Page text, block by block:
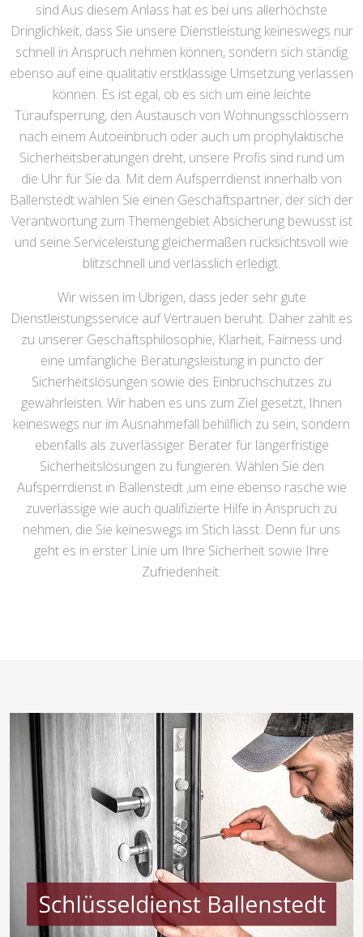
sind.Aus diesem Anlass hat es bei uns allerhöchste
Dringlichkeit, dass Sie unsere Dienstleistung keineswegs nur
schnell in Anspruch nehmen können, sondern sich ständig
ebenso auf eine qualitativ erstklassige Umsetzung verlassen
können. Es ist egal, ob es sich um eine leichte
Türaufsperrung, den Austausch von Wohnungsschlössern
nach einem Autoeinbruch oder auch um prophylaktische
Sicherheitsberatungen dreht, unsere Profis sind rund um
die Uhr für Sie da. Mit dem Aufsperrdienst innerhalb von
Ballenstedt wählen Sie einen Geschäftspartner, der sich der
Verantwortung zum Themengebiet Absicherung bewusst ist
und seine Serviceleistung gleichermaßen rücksichtsvoll wie
blitzschnell und verlässlich erledigt.
Wir wissen im Übrigen, dass jeder sehr gute
Dienstleistungsservice auf Vertrauen beruht. Daher zählt es
zu unserer Geschäftsphilosophie, Klarheit, Fairness und
eine umfängliche Beratungsleistung in puncto der
Sicherheitslösungen sowie des Einbruchschutzes zu
gewährleisten. Wir haben es uns zum Ziel gesetzt, Ihnen
keineswegs nur im Ausnahmefall behilflich zu sein, sondern
ebenfalls als zuverlässiger Berater für längerfristige
Sicherheitslösungen zu fungieren. Wählen Sie den
Aufsperrdienst in Ballenstedt ,um eine ebenso rasche wie
zuverlässige wie auch qualifizierte Hilfe in Anspruch zu
nehmen, die Sie keineswegs im Stich lässt. Denn für uns
geht es in erster Linie um Ihre Sicherheit sowie Ihre
Zufriedenheit.